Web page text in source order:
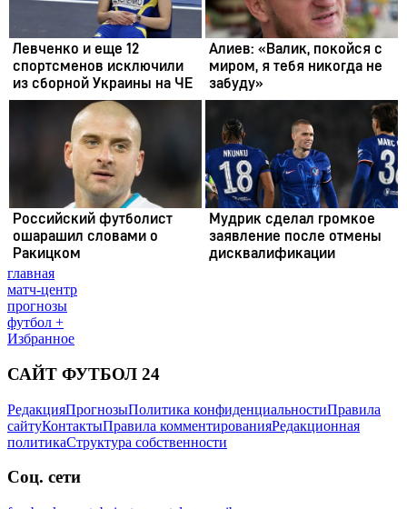
главная
матч-центр
прогнозы
футбол +
Избранное
САЙТ ФУТБОЛ 24
РедакцияПрогнозыПолитика конфиденциальностиПравила
сайтуКонтактыПравила комментированияРедакционная
политикаСтруктура собственности
Соц. сети